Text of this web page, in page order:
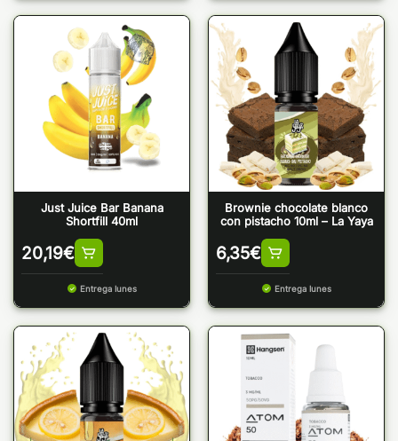
Just Juice Bar Banana
Shortfill 40ml
20,19€
Entrega lunes
Brownie chocolate blanco
con pistacho 10ml – La Yaya
6,35€
Entrega lunes